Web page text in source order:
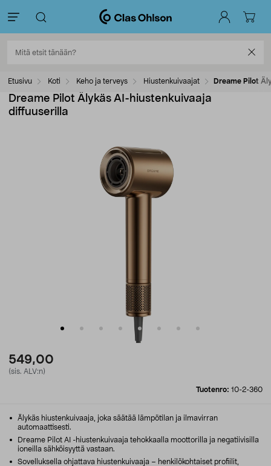
Etusivu Koti Keho ja terveys Hiustenkuivaajat Dreame Pilot
Dreame Pilot Älykäs AI-hiustenkuivaaja
diffuuserilla
549,00
(sis. ALV:n)
Tuotenro: 10-2-360
Älykäs hiustenkuivaaja, joka säätää lämpötilan ja ilmavirran
automaattisesti.
Dreame Pilot AI -hiustenkuivaaja tehokkaalla moottorilla ja negatiivisilla
ioneilla sähköisyyttä vastaan.
Sovelluksella ohjattava hiustenkuivaaja – henkilökohtaiset profiilit,